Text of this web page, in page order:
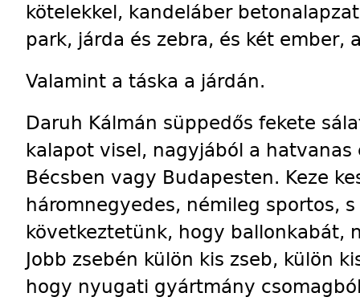
kötelekkel, kandeláber
park, járda és zebra, és két ember,
Valamint a táska a járdán.
Daruh Kálmán süppedős fekete
kalapot visel, nagyjából a
Bécsben vagy Budapesten. Keze
háromnegyedes, némileg sportos,
következtetünk, hogy ballonkabát,
Jobb zsebén külön kis zseb, külön
hogy nyugati gyártmány